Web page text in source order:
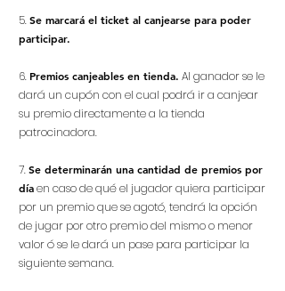
5.Se marcará el ticket al canjearse para poder
participar.
6. Premios canjeables en tienda. Al ganador se le
dará un cupón con el cual podrá ir a canjear
su premio directamente a la tienda
patrocinadora.
7.Se determinarán una cantidad de premios por
díaen caso de qué el jugador quiera participar
por un premio que se agotó, tendrá la opción
de jugar por otro premio del mismo o menor
valor ó se le dará un pase para participar la
siguiente semana.